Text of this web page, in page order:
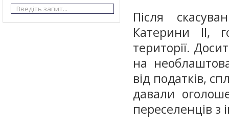
Після
Катерини ІІ,
території.
на
від податків,
давали
переселенців з